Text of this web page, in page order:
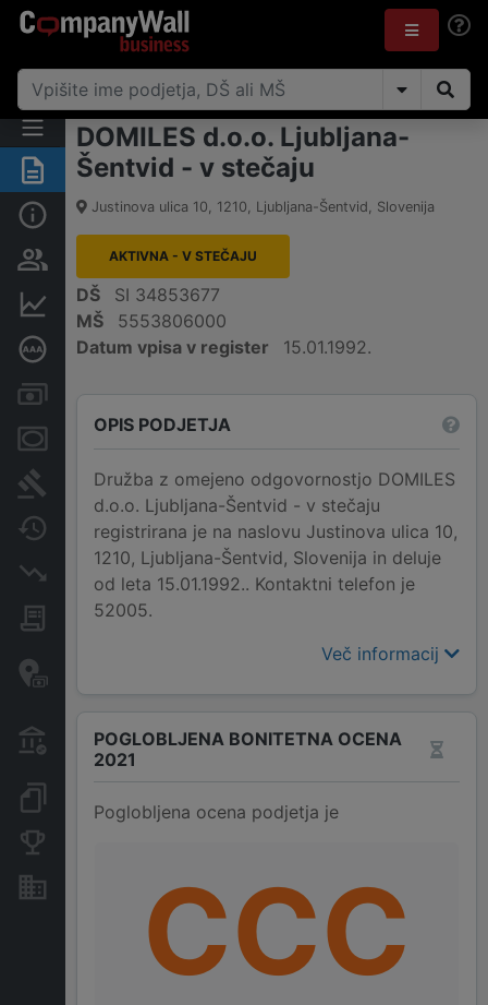
Povzetek
Osnovni podatki
Odgovorne osebe in lastništvo
Finančni podatki
Poglobljena bonitetna ocena
Računi in blokade
Sodni postopki
Spremembe
Insolvenčni postopki
Javna naročila
Transakcije iz državnega
proračuna
Nepremičnine in sredstva
DOMILES d.o.o. Ljubljana-
Šentvid - v stečaju
Justinova ulica 10, 1210, Ljubljana-Šentvid, Slovenija
AKTIVNA - V STEČAJU
DŠ
SI 34853677
MŠ
5553806000
Datum vpisa v register
15.01.1992.
OPIS PODJETJA
Družba z omejeno odgovornostjo DOMILES
d.o.o. Ljubljana-Šentvid - v stečaju
registrirana je na naslovu Justinova ulica 10,
1210, Ljubljana-Šentvid, Slovenija in deluje
od leta 15.01.1992.. Kontaktni telefon je
52005.
Več informacij
POGLOBLJENA BONITETNA OCENA
2021
Poglobljena ocena podjetja je
CCC